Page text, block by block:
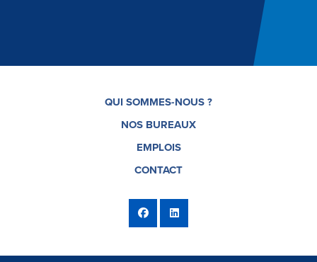
QUI SOMMES-NOUS ?
NOS BUREAUX
EMPLOIS
CONTACT